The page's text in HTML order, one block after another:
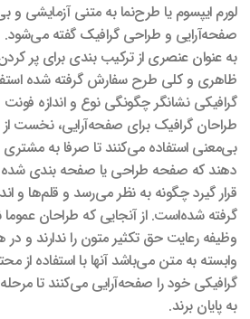
لورم ایپسوم یا طرح‌نما به متنی آزمایشی
صفحه‌آرایی و طراحی گرافیک گفته می‌شود.
به عنوان عنصری از ترکیب بندی برای پر
ظاهری و کلی طرح سفارش گرفته شده
گرافیکی نشانگر چگونگی نوع و اندازه
طراحان گرافیک برای صفحه‌آرایی، نخست
بی‌معنی استفاده می‌کنند تا صرفا به
دهند که صفحه طراحی یا صفحه بندی شده
قرار گیرد چگونه به نظر می‌رسد و قلم‌ها و
گرفته شده‌است. از آنجایی که طراحان
وظیفه رعایت حق تکثیر متون را ندارند و در
وابسته به متن می‌باشد آنها با استفاده
گرافیکی خود را صفحه‌آرایی می‌کنند تا
به پایان برند.